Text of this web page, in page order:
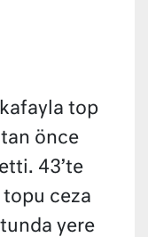
kafayla top
önce
43’te
ceza
yere